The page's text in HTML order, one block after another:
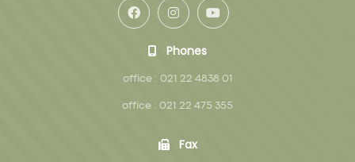
Phones
office : 021 22 4838 01
office : 021 22 475 355
Fax